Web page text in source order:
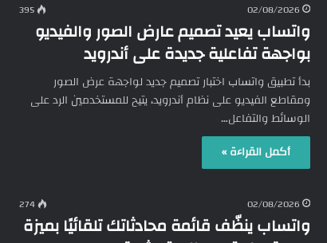
02/08/2026
395
واتساب يعيد تصميم عارض الصور والفيديو
بواجهة تفاعلية جديدة على أندرويد
بدأ تطبيق واتساب اختبار تصميم جديد لواجهة عرض الصور
ومقاطع الفيديو على نظام أندرويد، يتيح للمستخدمين الرد على
الوسائط والتفاعل…
أكمل القراءة »
02/08/2026
274
واتساب ينظّف قائمة محادثاتك تلقائيًا بميزة